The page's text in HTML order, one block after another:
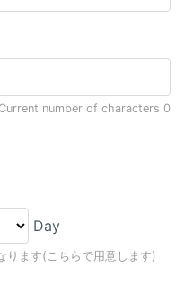
Current number of characters 0
Day
ります(こちらで用意します)